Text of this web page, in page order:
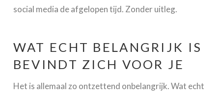
social media de afgelopen tijd. Zonder uitleg.
WAT ECHT BELANGRIJK IS
BEVINDT ZICH VOOR JE
Het is allemaal zo ontzettend onbelangrijk. Wat echt